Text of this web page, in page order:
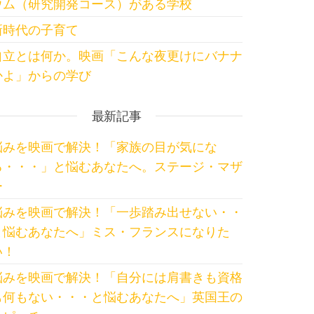
（研究開発コース）がある学校
代の子育て
とは何か。映画「こんな夜更けにバナナ
」からの学び
最新記事
を映画で解決！「家族の目が気にな
・・」と悩むあなたへ。ステージ・マザ
を映画で解決！「一歩踏み出せない・・
むあなたへ」ミス・フランスになりた
を映画で解決！「自分には肩書きも資格
もない・・・と悩むあなたへ」英国王の